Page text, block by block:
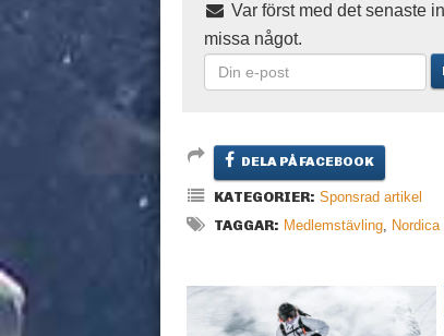
Var först med det senaste
missa något.
DELA PÅ FACEBOOK
KATEGORIER: Sponsrad artikel
TAGGAR: Medlemstävling, Nordica